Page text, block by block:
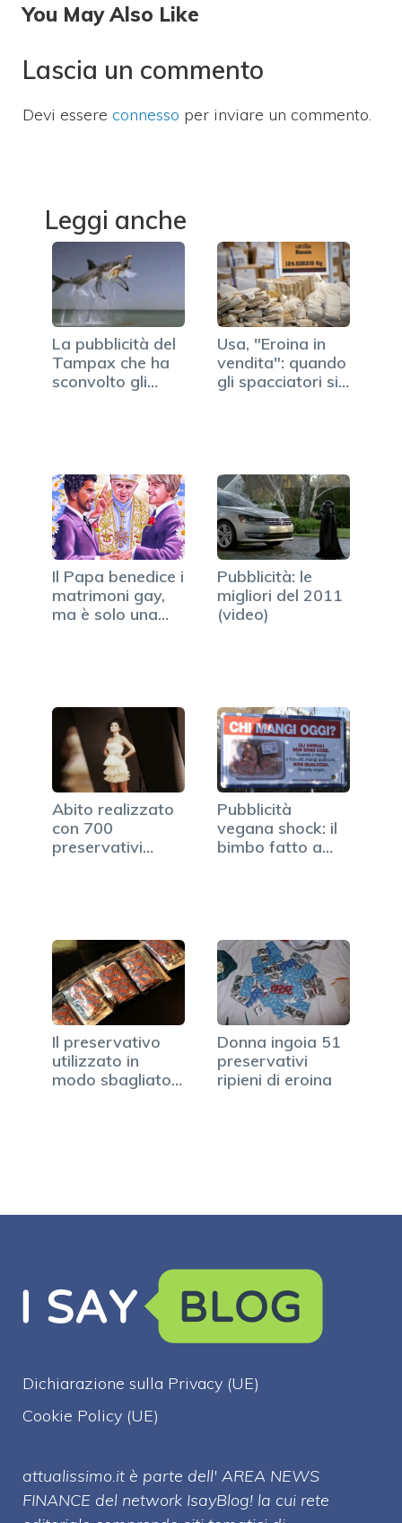
You May Also Like
Lascia un commento
Devi essere connesso per inviare un commento.
Leggi anche
La pubblicità del
Tampax che ha
sconvolto gli
Usa, "Eroina in
vendita": quando
gli spacciatori si…
Il Papa benedice i
matrimoni gay,
ma è solo una
Pubblicità: le
migliori del 2011
(video)
Abito realizzato
con 700
preservativi
Pubblicità
vegana shock: il
bimbo fatto a
Il preservativo
utilizzato in
modo sbagliato:
Donna ingoia 51
preservativi
ripieni di eroina
Dichiarazione sulla Privacy (UE)
Cookie Policy (UE)
attualissimo.it è parte dell' AREA NEWS
FINANCE del network IsayBlog! la cui rete